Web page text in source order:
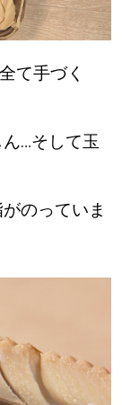
て手づく
…そして玉
のっていま